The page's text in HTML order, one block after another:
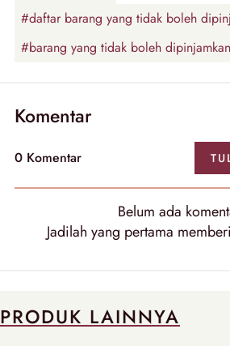
#daftar barang yang tidak boleh
#barang yang tidak boleh dipinjamkan
Komentar
0 Komentar
Belum ada
Jadilah yang pertama
PRODUK LAINNYA